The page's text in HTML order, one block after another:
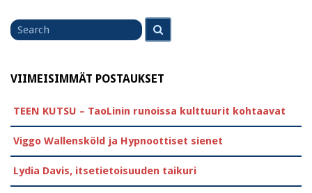
Search
for
VIIMEISIMMÄT POSTAUKSET
TEEN KUTSU – TaoLinin runoissa kulttuurit kohtaavat
Viggo Wallensköld ja Hypnoottiset sienet
Lydia Davis, itsetietoisuuden taikuri